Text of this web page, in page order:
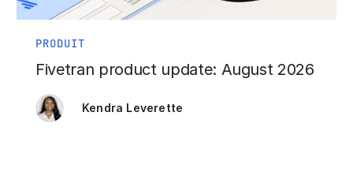
PRODUIT
Fivetran product update: August 2026
Kendra Leverette